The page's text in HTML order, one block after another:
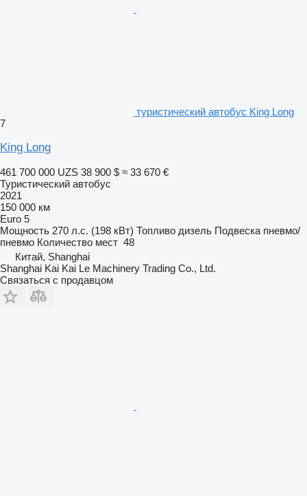
туристический автобус King Long
7
King Long
461 700 000 UZS 38 900 $ ≈ 33 670 €
Туристический автобус
2021
150 000 км
Euro 5
Мощность 270 л.с. (198 кВт) Топливо дизель Подвеска пневмо/
пневмо Количество мест 48
Китай, Shanghai
Shanghai Kai Kai Le Machinery Trading Co., Ltd.
Связаться с продавцом